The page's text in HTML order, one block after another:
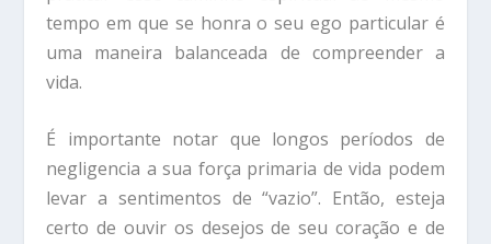
tempo em que se honra o seu ego particular é
uma maneira balanceada de compreender a
vida.
É importante notar que longos períodos de
negligencia a sua força primaria de vida podem
levar a sentimentos de “vazio”. Então, esteja
certo de ouvir os desejos de seu coração e de